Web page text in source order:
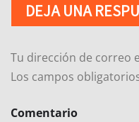
DEJA UNA
Tu dirección de correo
Los campos
Comentario